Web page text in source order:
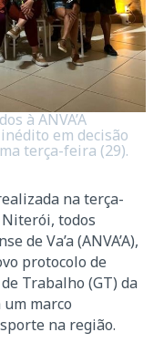
à ANVA’A
em decisão
terça-feira (29).
na terça-
Niterói, todos
de Va’a (ANVA’A),
protocolo de
Trabalho (GT) da
marco
na região.